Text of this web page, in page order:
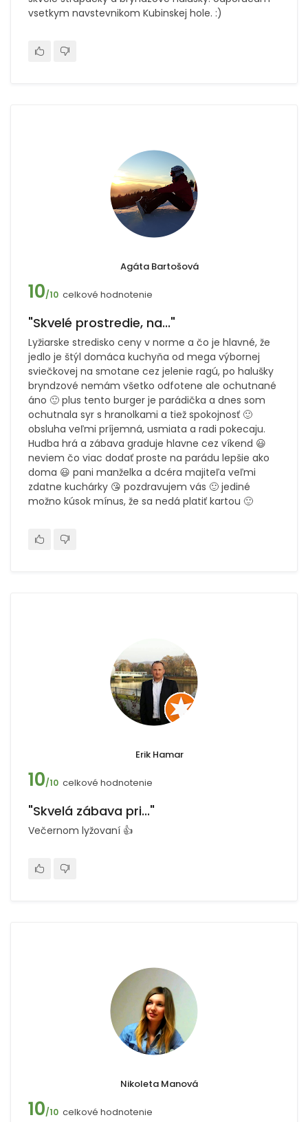
vsetkym navstevnikom Kubinskej hole. :)
Agáta Bartošová
10/10 celkové hodnotenie
"Skvelé prostredie, na..."
Lyžiarske stredisko ceny v norme a čo je hlavné, že
jedlo je štýl domáca kuchyňa od mega výbornej
sviečkovej na smotane cez jelenie ragú, po halušky
bryndzové nemám všetko odfotene ale ochutnané
áno 🙂 plus tento burger je parádička a dnes som
ochutnala syr s hranolkami a tiež spokojnosť 🙂
obsluha veľmi príjemná, usmiata a radi pokecaju.
Hudba hrá a zábava graduje hlavne cez víkend 😃
neviem čo viac dodať proste na parádu lepšie ako
doma 😃 pani manželka a dcéra majiteľa veľmi
zdatne kuchárky 😘 pozdravujem vás 🙂 jediné
možno kúsok mínus, že sa nedá platiť kartou 🙂
Erik Hamar
10/10 celkové hodnotenie
"Skvelá zábava pri..."
Večernom lyžovaní 👍
Nikoleta Manová
10/10 celkové hodnotenie